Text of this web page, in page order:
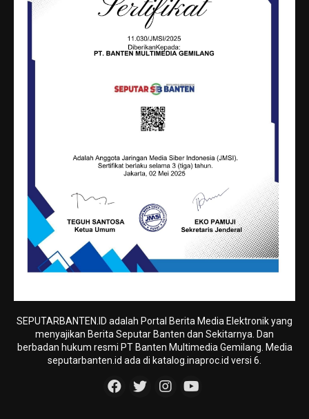
SEPUTARBANTEN.ID adalah Portal Berita Media Elektronik yang
menyajikan Berita Seputar Banten dan Sekitarnya. Dan
berbadan hukum resmi PT Banten Multimedia Gemilang. Media
seputarbanten.id ada di katalog.inaproc.id versi 6.